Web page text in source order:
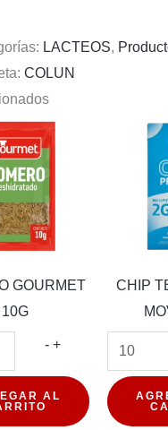
LACTEOS,
COLUN
GOURMET
10G
- ROMERO
GOURMET
10G
cantidad
+
AL
CHIP